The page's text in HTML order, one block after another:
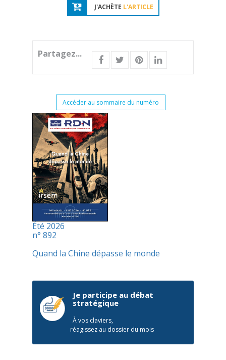
J'ACHÈTE L'ARTICLE
Partagez...
Accéder au sommaire du numéro
Été 2026
n° 892
Quand la Chine dépasse le monde
Je participe au débat
stratégique
À vos claviers,
réagissez au dossier du mois